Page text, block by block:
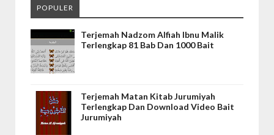
POPULER
Terjemah Nadzom Alfiah Ibnu Malik
Terlengkap 81 Bab Dan 1000 Bait
Terjemah Matan Kitab Jurumiyah
Terlengkap Dan Download Video Bait
Jurumiyah